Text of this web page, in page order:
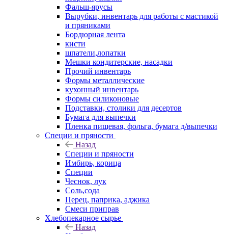
Фальш-ярусы
Вырубки, инвентарь для работы с мастикой
и пряниками
Бордюрная лента
кисти
шпатели,лопатки
Мешки кондитерские, насадки
Прочий инвентарь
Формы металлические
кухонный инвентарь
Формы силиконовые
Подставки, столики для десертов
Бумага для выпечки
Пленка пищевая, фольга, бумага д/выпечки
Специи и пряности
Назад
Специи и пряности
Имбирь, корица
Специи
Чеснок, лук
Соль,сода
Перец, паприка, аджика
Смеси приправ
Хлебопекарное сырье
Назад